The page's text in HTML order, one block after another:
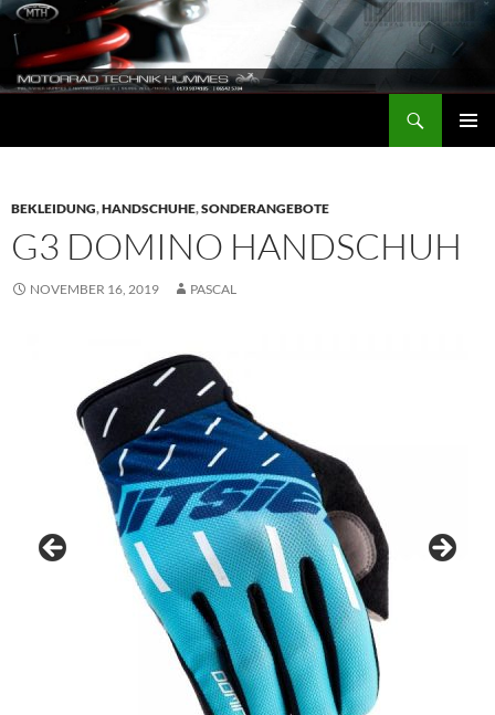
Zum
Inhalt
springen
BEKLEIDUNG,HANDSCHUHE,SONDERANGEBOTE
G3 DOMINO HANDSCHUH
NOVEMBER 16, 2019 PASCAL